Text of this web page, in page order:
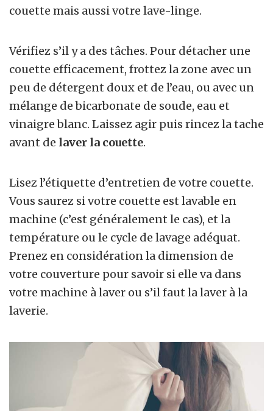
couette mais aussi votre lave-linge.
Vérifiez s’il y a des tâches. Pour détacher une
couette efficacement, frottez la zone avec un
peu de détergent doux et de l’eau, ou avec un
mélange de bicarbonate de soude, eau et
vinaigre blanc. Laissez agir puis rincez la tache
avant de laver la couette.
Lisez l’étiquette d’entretien de votre couette.
Vous saurez si votre couette est lavable en
machine (c’est généralement le cas), et la
température ou le cycle de lavage adéquat.
Prenez en considération la dimension de
votre couverture pour savoir si elle va dans
votre machine à laver ou s’il faut la laver à la
laverie.